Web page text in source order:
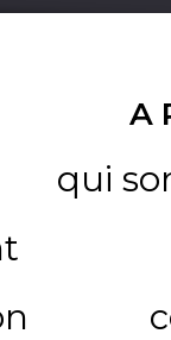
A
qui